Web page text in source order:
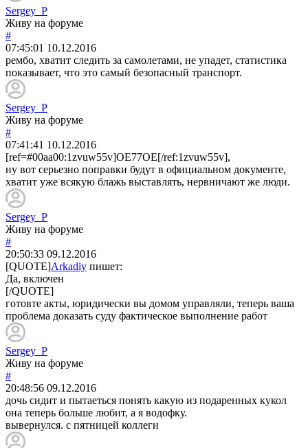
Sergey_P
Живу на форуме
#
07:45:01 10.12.2016
рембо, хватит следить за самолетами, не упадет, статистика
показывает, что это самый безопасный транспорт.
Sergey_P
Живу на форуме
#
07:41:41 10.12.2016
[ref=#00aa00:1zvuw55v]OE77OE[/ref:1zvuw55v],
ну вот серьезно поправки будут в официальном документе,
хватит уже всякую блажь выставлять, нервничают же люди.
Sergey_P
Живу на форуме
#
20:50:33 09.12.2016
[QUOTE]Arkadiy пишет:
Да, включен
[/QUOTE]
готовте акты, юридически вы домом управляли, теперь ваша
проблема доказать суду фактическое выполнение работ
Sergey_P
Живу на форуме
#
20:48:56 09.12.2016
дочь сидит и пытаеться понять какую из подаренных кукол
она теперь больше любит, а я водофку.
вывернулся. с пятницей коллеги